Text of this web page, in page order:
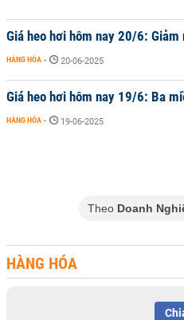
Giá heo hơi hôm nay 20/6:
HÀNG HÓA - 20-06-2025
Giá heo hơi hôm nay 19/6: Ba
HÀNG HÓA - 19-06-2025
Theo Doanh
HÀNG HÓA